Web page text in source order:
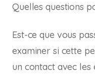
Quelles questions
Est-ce que vous
examiner si cette
un contact avec